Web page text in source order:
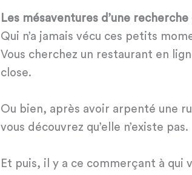
Les mésaventures d’une
Qui n’a jamais vécu ces petits
Vous cherchez un restaurant en
close.
Ou bien, après avoir arpenté une
vous découvrez qu’elle n’existe pas.
Et puis, il y a ce commerçant à qui